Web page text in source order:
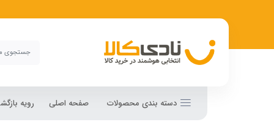
دسته بندی محصولات صفحه اصلی رویه